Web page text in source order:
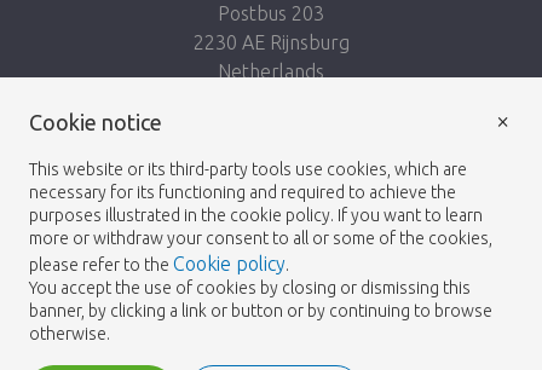
Postbus 203
2230 AE Rijnsburg
Netherlands
© 2026 - Heemskerk Flowers
Cookie notice
This website or its third-party tools use cookies, which are
necessary for its functioning and required to achieve the
purposes illustrated in the cookie policy. If you want to learn
more or withdraw your consent to all or some of the cookies,
please refer to the Cookie policy.
You accept the use of cookies by closing or dismissing this
banner, by clicking a link or button or by continuing to browse
otherwise.
×